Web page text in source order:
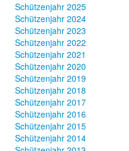
Schützenjahr 2025
Schützenjahr 2024
Schützenjahr 2023
Schützenjahr 2022
Schützenjahr 2021
Schützenjahr 2020
Schützenjahr 2019
Schützenjahr 2018
Schützenjahr 2017
Schützenjahr 2016
Schützenjahr 2015
Schützenjahr 2014